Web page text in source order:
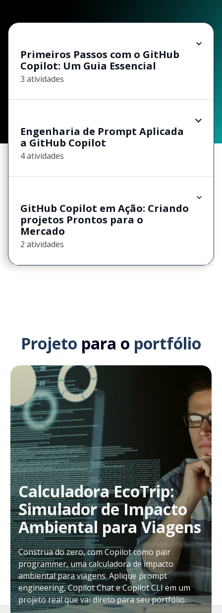
Primeiros Passos com o GitHub
Copilot: Um Guia Essencial
3 atividades
Engenharia de Prompt Aplicada
a GitHub Copilot
4 atividades
GitHub Copilot em Ação: Criando
projetos Prontos para o
Mercado
2 atividades
Projeto para o portfólio
Calculadora EcoTrip:
Simulador de Impacto
Ambiental para Viagens
Construa do zero, com Copilot como pair
programmer, uma calculadora de impacto
ambiental para viagens. Aplique prompt
engineering, Copilot Chat e Copilot CLI em um
projeto real que vai direto para seu portfólio.